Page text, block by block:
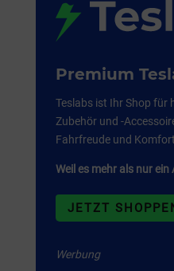
Premium
Teslabs ist Ihr Shop für
Zubehör und -
Fahrfreude und
Weil es mehr als nur ein
JETZT
Werbung